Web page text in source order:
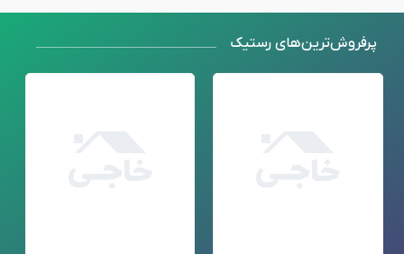
پرفروش‌ترین‌های رستیک